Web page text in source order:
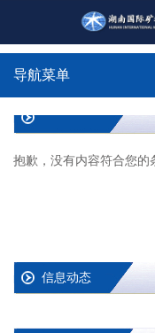
导航菜单
抱歉，没有内容符合您的
信息动态